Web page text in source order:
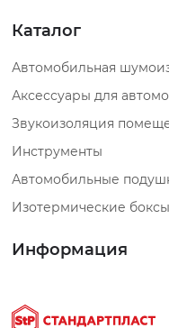
Каталог
Автомобильная
Аксессуары для
Звукоизоляция
Инструменты
Автомобильные
Изотермические
Информация